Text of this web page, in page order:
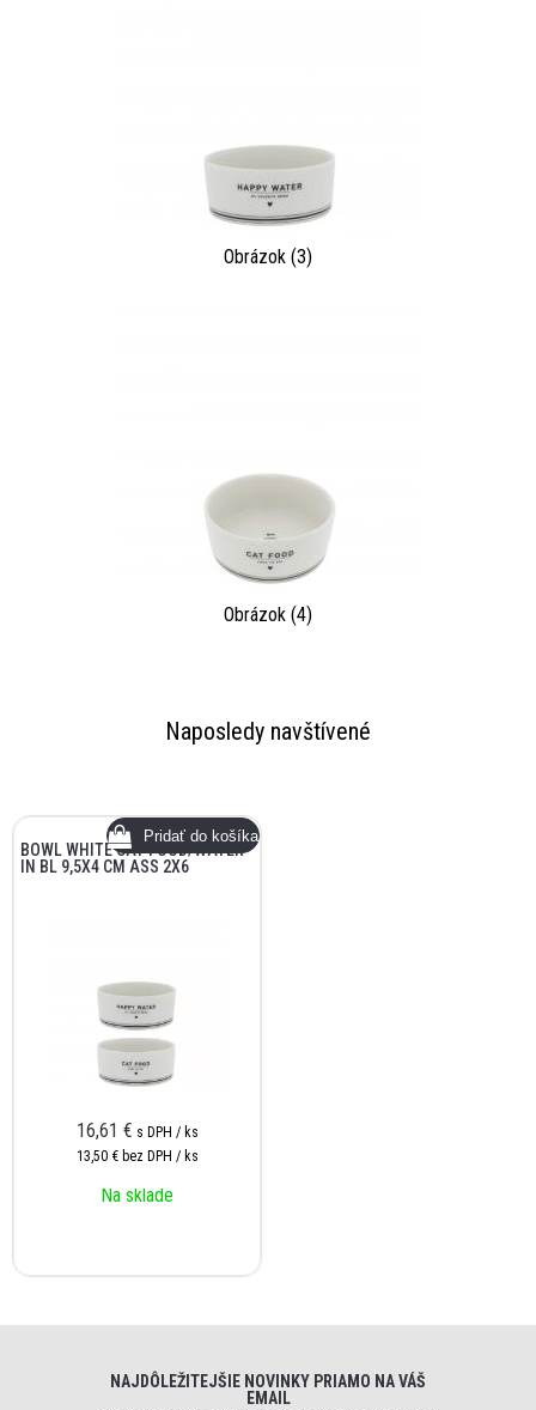
Obrázok (3)
Obrázok (4)
Naposledy navštívené
BOWL WHITE CAT FOOD/WATER
IN BL 9,5X4 CM ASS 2X6
16,61 € s DPH / ks
13,50 € bez DPH / ks
Na sklade
NAJDÔLEŽITEJŠIE NOVINKY PRIAMO NA VÁŠ
EMAIL